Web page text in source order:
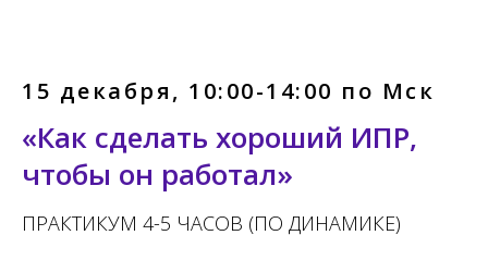
15 декабря, 10:00-14:00 по Мск
«Как сделать хороший ИПР,
чтобы он работал»
ПРАКТИКУМ 4-5 ЧАСОВ (ПО ДИНАМИКЕ)